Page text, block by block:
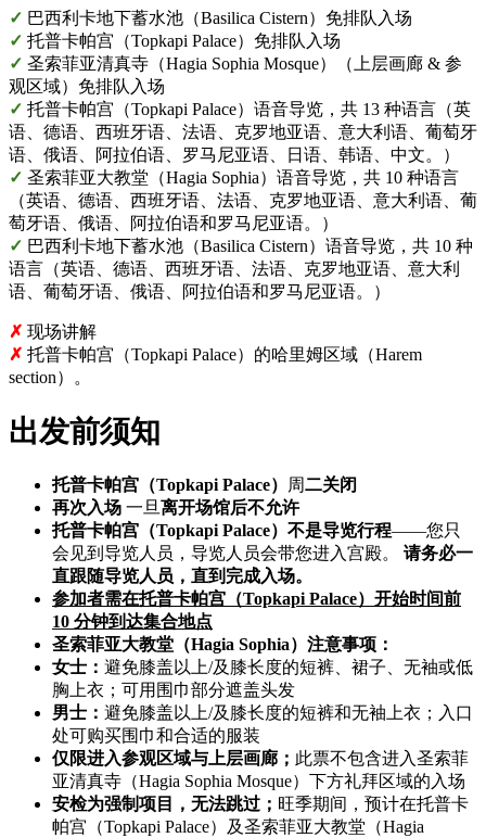
✓ 巴西利卡地下蓄水池（Basilica Cistern）免排队入场
✓ 托普卡帕宫（Topkapi Palace）免排队入场
✓ 圣索菲亚清真寺（Hagia Sophia Mosque）（上层画廊 & 参
观区域）免排队入场
✓ 托普卡帕宫（Topkapi Palace）语音导览，共 13 种语言（英
语、德语、西班牙语、法语、克罗地亚语、意大利语、葡萄牙
语、俄语、阿拉伯语、罗马尼亚语、日语、韩语、中文。）
✓ 圣索菲亚大教堂（Hagia Sophia）语音导览，共 10 种语言
（英语、德语、西班牙语、法语、克罗地亚语、意大利语、葡
萄牙语、俄语、阿拉伯语和罗马尼亚语。）
✓ 巴西利卡地下蓄水池（Basilica Cistern）语音导览，共 10 种
语言（英语、德语、西班牙语、法语、克罗地亚语、意大利
语、葡萄牙语、俄语、阿拉伯语和罗马尼亚语。）
✗ 现场讲解
✗ 托普卡帕宫（Topkapi Palace）的哈里姆区域（Harem
section）。
出发前须知
托普卡帕宫（Topkapi Palace） 周二关闭
再次入场 一旦离开场馆后不允许
托普卡帕宫（Topkapi Palace）不是导览行程——您只
会见到导览人员，导览人员会带您进入宫殿。 请务必一
直跟随导览人员，直到完成入场。
参加者需在托普卡帕宫（Topkapi Palace）开始时间前
10 分钟到达集合地点
圣索菲亚大教堂（Hagia Sophia）注意事项：
女士： 避免膝盖以上/及膝长度的短裤、裙子、无袖或低
胸上衣；可用围巾部分遮盖头发
男士： 避免膝盖以上/及膝长度的短裤和无袖上衣；入口
处可购买围巾和合适的服装
仅限进入参观区域与上层画廊； 此票不包含进入圣索菲
亚清真寺（Hagia Sophia Mosque）下方礼拜区域的入场
安检为强制项目，无法跳过； 旺季期间，预计在托普卡
帕宫（Topkapi Palace）及圣索菲亚大教堂（Hagia